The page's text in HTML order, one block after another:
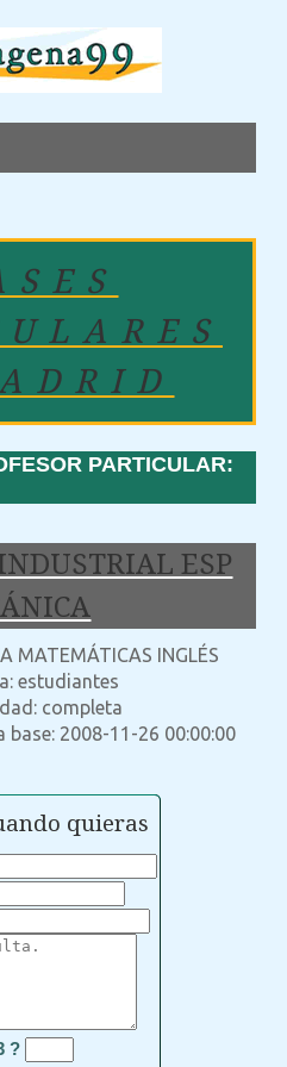
PARTICULAR:
ESP
MATEMÁTICAS INGLÉS
estudiantes
completa
base: 2008-11-26 00:00:00
quieras
?